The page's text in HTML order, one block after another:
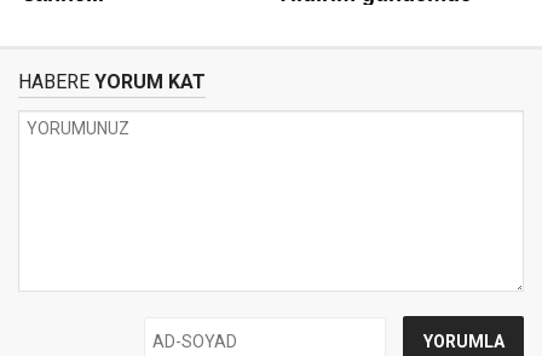
HABERE YORUM KAT